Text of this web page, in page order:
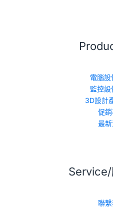
電腦
監控
3D設計
促
最
聯